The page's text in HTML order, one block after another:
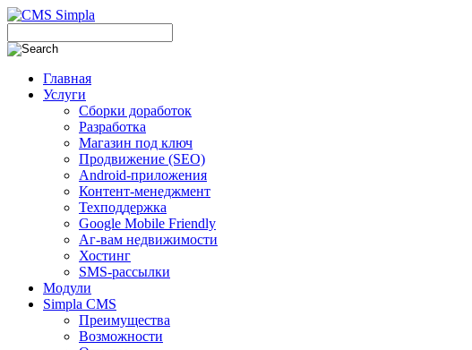
Главная
Услуги
Сборки доработок
Разработка
Магазин под ключ
Продвижение (SEO)
Android-приложения
Контент-менеджмент
Техподдержка
Google Mobile Friendly
Аг-вам недвижимости
Хостинг
SMS-рассылки
Модули
Simpla CMS
Преимущества
Возможности